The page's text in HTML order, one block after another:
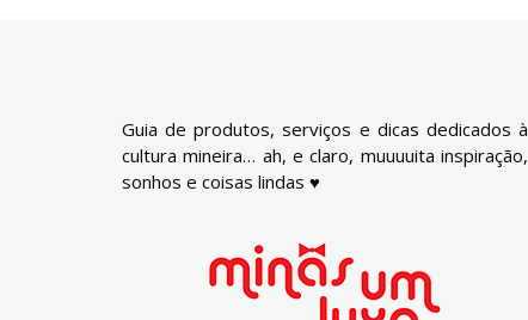
Guia de produtos, serviços e dicas dedicados à
cultura mineira… ah, e claro, muuuuita inspiração,
sonhos e coisas lindas ♥